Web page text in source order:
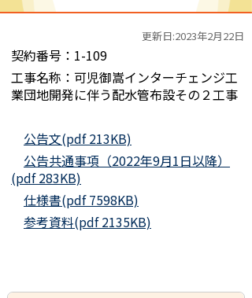
更新日:2023年2月22日
契約番号：1-109
工事名称：可児御嵩インターチェンジ工
業団地開発に伴う配水管布設その２工事
公告文(pdf 213KB)
公告共通事項（2022年9月1日以降）
(pdf 283KB)
仕様書(pdf 7598KB)
参考資料(pdf 2135KB)